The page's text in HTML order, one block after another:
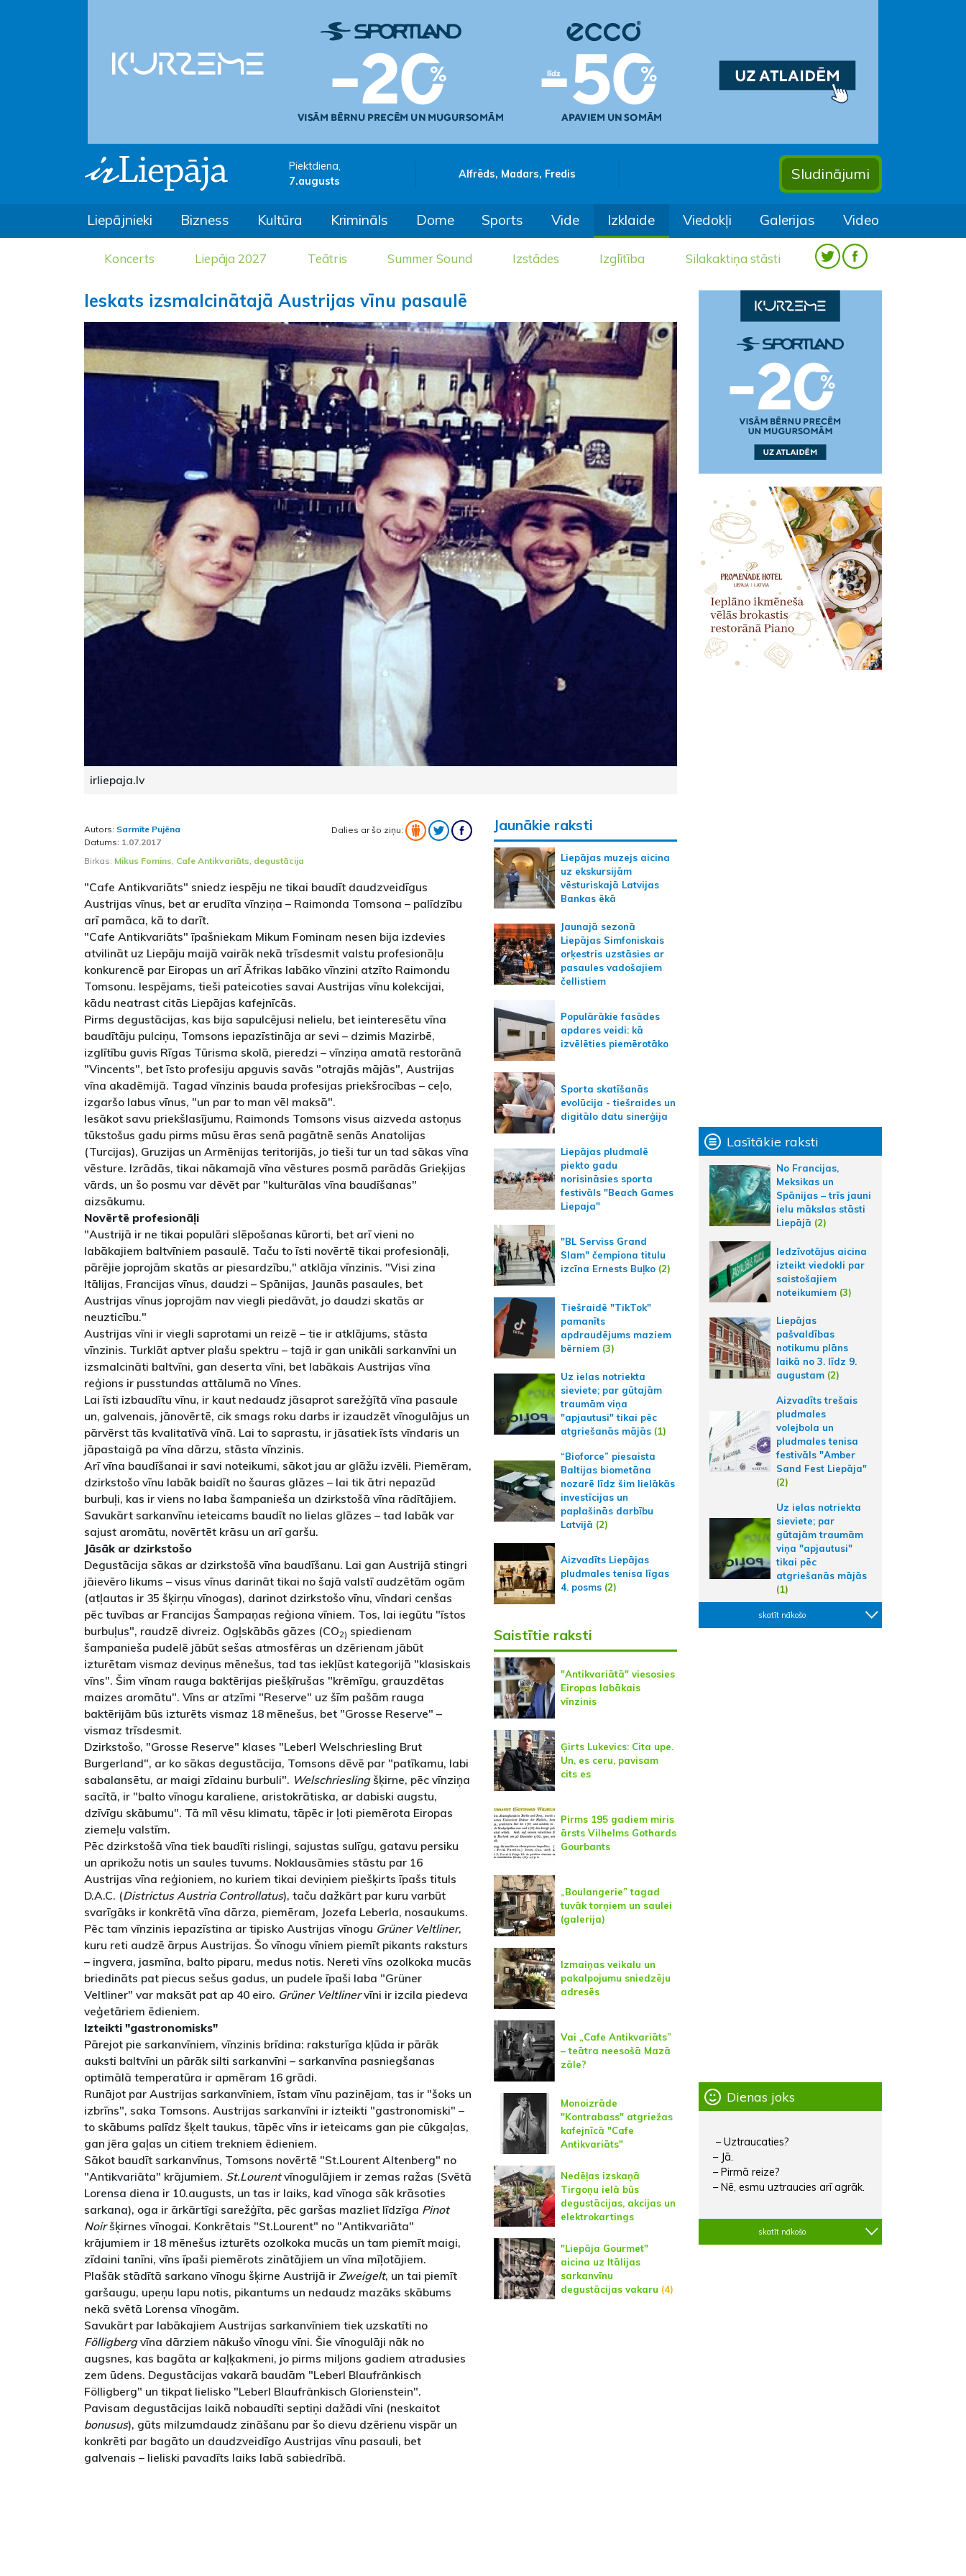
Piektdiena,
7.augusts
Alfrēds, Madars, Fredis Sludinājumi
Liepājnieki Bizness Kultūra Krimināls Dome Sports Vide Izklaide Viedokļi Galerijas Video
Koncerts Liepāja 2027 Teātris Summer Sound Izstādes Izglītība Silakaktiņa stāsti
Ieskats izsmalcinātajā Austrijas vīnu pasaulē
irliepaja.lv
Autors: Sarmīte Pujēna
Datums: 1.07.2017
Dalies ar šo ziņu:
Birkas: Mikus Fomins, Cafe Antikvariāts, degustācija
"Cafe Antikvariāts" sniedz iespēju ne tikai baudīt daudzveidīgus
Austrijas vīnus, bet ar erudīta vīnziņa – Raimonda Tomsona – palīdzību
arī pamāca, kā to darīt.
"Cafe Antikvariāts" īpašniekam Mikum Fominam nesen bija izdevies
atvilināt uz Liepāju maijā vairāk nekā trīsdesmit valstu profesionāļu
konkurencē par Eiropas un arī Āfrikas labāko vīnzini atzīto Raimondu
Tomsonu. Iespējams, tieši pateicoties savai Austrijas vīnu kolekcijai,
kādu neatrast citās Liepājas kafejnīcās.
Pirms degustācijas, kas bija sapulcējusi nelielu, bet ieinteresētu vīna
baudītāju pulciņu, Tomsons iepazīstināja ar sevi – dzimis Mazirbē,
izglītību guvis Rīgas Tūrisma skolā, pieredzi – vīnziņa amatā restorānā
"Vincents", bet īsto profesiju apguvis savās "otrajās mājās", Austrijas
vīna akadēmijā. Tagad vīnzinis bauda profesijas priekšrocības – ceļo,
izgaršo labus vīnus, "un par to man vēl maksā".
Iesākot savu priekšlasījumu, Raimonds Tomsons visus aizveda astoņus
tūkstošus gadu pirms mūsu ēras senā pagātnē senās Anatolijas
(Turcijas), Gruzijas un Armēnijas teritorijās, jo tieši tur un tad sākas vīna
vēsture. Izrādās, tikai nākamajā vīna vēstures posmā parādās Grieķijas
vārds, un šo posmu var dēvēt par "kulturālas vīna baudīšanas"
aizsākumu.
Novērtē profesionāļi
"Austrijā ir ne tikai populāri slēpošanas kūrorti, bet arī vieni no
labākajiem baltvīniem pasaulē. Taču to īsti novērtē tikai profesionāļi,
pārējie joprojām skatās ar piesardzību," atklāja vīnzinis. "Visi zina
Itālijas, Francijas vīnus, daudzi – Spānijas, Jaunās pasaules, bet
Austrijas vīnus joprojām nav viegli piedāvāt, jo daudzi skatās ar
neuzticību."
Austrijas vīni ir viegli saprotami un reizē – tie ir atklājums, stāsta
vīnzinis. Turklāt aptver plašu spektru – tajā ir gan unikāli sarkanvīni un
izsmalcināti baltvīni, gan deserta vīni, bet labākais Austrijas vīna
reģions ir pusstundas attālumā no Vīnes.
Lai īsti izbaudītu vīnu, ir kaut nedaudz jāsaprot sarežģītā vīna pasaule
un, galvenais, jānovērtē, cik smags roku darbs ir izaudzēt vīnogulājus un
pārvērst tās kvalitatīvā vīnā. Lai to saprastu, ir jāsatiek īsts vīndaris un
jāpastaigā pa vīna dārzu, stāsta vīnzinis.
Arī vīna baudīšanai ir savi noteikumi, sākot jau ar glāžu izvēli. Piemēram,
dzirkstošo vīnu labāk baidīt no šauras glāzes – lai tik ātri nepazūd
burbuļi, kas ir viens no laba šampanieša un dzirkstošā vīna rādītājiem.
Savukārt sarkanvīnu ieteicams baudīt no lielas glāzes – tad labāk var
sajust aromātu, novērtēt krāsu un arī garšu.
Jāsāk ar dzirkstošo
Degustācija sākas ar dzirkstošā vīna baudīšanu. Lai gan Austrijā stingri
jāievēro likums – visus vīnus darināt tikai no šajā valstī audzētām ogām
(atļautas ir 35 šķirņu vīnogas), darinot dzirkstošo vīnu, vīndari cenšas
pēc tuvības ar Francijas Šampaņas reģiona vīniem. Tos, lai iegūtu "īstos
burbuļus", raudzē divreiz. Ogļskābās gāzes (CO2) spiedienam
šampanieša pudelē jābūt sešas atmosfēras un dzērienam jābūt
izturētam vismaz deviņus mēnešus, tad tas iekļūst kategorijā "klasiskais
vīns". Šim vīnam rauga baktērijas piešķīrušas "krēmīgu, grauzdētas
maizes aromātu". Vīns ar atzīmi "Reserve" uz šīm pašām rauga
baktērijām būs izturēts vismaz 18 mēnešus, bet "Grosse Reserve" –
vismaz trīsdesmit.
Dzirkstošo, "Grosse Reserve" klases "Leberl Welschriesling Brut
Burgerland", ar ko sākas degustācija, Tomsons dēvē par "patīkamu, labi
sabalansētu, ar maigi zīdainu burbuli". Welschrieslingšķirne, pēc vīnziņa
sacītā, ir "balto vīnogu karaliene, aristokrātiska, ar dabiski augstu,
dzīvīgu skābumu". Tā mīl vēsu klimatu, tāpēc ir ļoti piemērota Eiropas
ziemeļu valstīm.
Pēc dzirkstošā vīna tiek baudīti rislingi, sajustas sulīgu, gatavu persiku
un aprikožu notis un saules tuvums. Noklausāmies stāstu par 16
Austrijas vīna reģioniem, no kuriem tikai deviņiem piešķirts īpašs tituls
D.A.C. (Districtus Austria Controllatus), taču dažkārt par kuru varbūt
svarīgāks ir konkrētā vīna dārza, piemēram, Jozefa Leberla, nosaukums.
Pēc tam vīnzinis iepazīstina ar tipisko Austrijas vīnogu Grüner Veltliner,
kuru reti audzē ārpus Austrijas. Šo vīnogu vīniem piemīt pikants raksturs
– ingvera, jasmīna, balto piparu, medus notis. Nereti vīns ozolkoka mucās
briedināts pat piecus sešus gadus, un pudele īpaši laba "Grüner
Veltliner" var maksāt pat ap 40 eiro. Grüner Veltlinervīni ir izcila piedeva
veģetāriem ēdieniem.
Izteikti "gastronomisks"
Pārejot pie sarkanvīniem, vīnzinis brīdina: raksturīga kļūda ir pārāk
auksti baltvīni un pārāk silti sarkanvīni – sarkanvīna pasniegšanas
optimālā temperatūra ir apmēram 16 grādi.
Runājot par Austrijas sarkanvīniem, īstam vīnu pazinējam, tas ir "šoks un
izbrīns", saka Tomsons. Austrijas sarkanvīni ir izteikti "gastronomiski" –
to skābums palīdz šķelt taukus, tāpēc vīns ir ieteicams gan pie cūkgaļas,
gan jēra gaļas un citiem trekniem ēdieniem.
Sākot baudīt sarkanvīnus, Tomsons novērtē "St.Lourent Altenberg" no
"Antikvariāta" krājumiem. St.Lourentvīnogulājiem ir zemas ražas (Svētā
Lorensa diena ir 10.augusts, un tas ir laiks, kad vīnoga sāk krāsoties
sarkana), oga ir ārkārtīgi sarežģīta, pēc garšas mazliet līdzīga Pinot
Noiršķirnes vīnogai. Konkrētais "St.Lourent" no "Antikvariāta"
krājumiem ir 18 mēnešus izturēts ozolkoka mucās un tam piemīt maigi,
zīdaini tanīni, vīns īpaši piemērots zinātājiem un vīna mīļotājiem.
Plašāk stādītā sarkano vīnogu šķirne Austrijā ir Zweigelt, un tai piemīt
garšaugu, upeņu lapu notis, pikantums un nedaudz mazāks skābums
nekā svētā Lorensa vīnogām.
Savukārt par labākajiem Austrijas sarkanvīniem tiek uzskatīti no
Fölligbergvīna dārziem nākušo vīnogu vīni. Šie vīnogulāji nāk no
augsnes, kas bagāta ar kaļķakmeni, jo pirms miljons gadiem atradusies
zem ūdens. Degustācijas vakarā baudām "Leberl Blaufränkisch
Fölligberg" un tikpat lielisko "Leberl Blaufränkisch Glorienstein".
Pavisam degustācijas laikā nobaudīti septiņi dažādi vīni (neskaitot
bonusus), gūts milzumdaudz zināšanu par šo dievu dzērienu vispār un
konkrēti par bagāto un daudzveidīgo Austrijas vīnu pasauli, bet
galvenais – lieliski pavadīts laiks labā sabiedrībā.
Jaunākie raksti
Liepājas muzejs aicina
uz ekskursijām
vēsturiskajā Latvijas
Bankas ēkā
Jaunajā sezonā
Liepājas Simfoniskais
orķestris uzstāsies ar
pasaules vadošajiem
čellistiem
Populārākie fasādes
apdares veidi: kā
izvēlēties piemērotāko
Sporta skatīšanās
evolūcija - tiešraides un
digitālo datu sinerģija
Liepājas pludmalē
piekto gadu
norisināsies sporta
festivāls "Beach Games
Liepaja"
"BL Serviss Grand
Slam" čempiona titulu
izcīna Ernests Buļko(2)
Tiešraidē "TikTok"
pamanīts
apdraudējums maziem
bērniem(3)
Uz ielas notriekta
sieviete; par gūtajām
traumām viņa
"apjautusi" tikai pēc
atgriešanās mājās(1)
“Bioforce” piesaista
Baltijas biometāna
nozarē līdz šim lielākās
investīcijas un
paplašinās darbību
Latvijā (2)
Aizvadīts Liepājas
pludmales tenisa līgas
4. posms(2)
Saistītie raksti
"Antikvariātā" viesosies
Eiropas labākais
vīnzinis
Ģirts Lukevics: Cita upe.
Un, es ceru, pavisam
cits es
Pirms 195 gadiem miris
ārsts Vilhelms Gothards
Gourbants
„Boulangerie” tagad
tuvāk torņiem un saulei
(galerija)
Izmaiņas veikalu un
pakalpojumu sniedzēju
adresēs
Vai „Cafe Antikvariāts”
– teātra neesošā Mazā
zāle?
Monoizrāde
"Kontrabass" atgriežas
kafejnīcā "Cafe
Antikvariāts"
Nedēļas izskaņā
Tirgoņu ielā būs
degustācijas, akcijas un
elektrokartings
"Liepāja Gourmet"
aicina uz Itālijas
sarkanvīnu
degustācijas vakaru (4)
Lasītākie raksti
No Francijas,
Meksikas un
Spānijas – trīs jauni
ielu mākslas stāsti
Liepājā (2)
Iedzīvotājus aicina
izteikt viedokli par
saistošajiem
noteikumiem (3)
Liepājas
pašvaldības
notikumu plāns
laikā no 3. līdz 9.
augustam (2)
Aizvadīts trešais
pludmales
volejbola un
pludmales tenisa
festivāls "Amber
Sand Fest Liepāja"
(2)
Uz ielas notriekta
sieviete; par
gūtajām traumām
viņa "apjautusi"
tikai pēc
atgriešanās mājās
(1)
skatīt nākošo
Dienas joks
– Uztraucaties?
– Jā.
– Pirmā reize?
– Nē, esmu uztraucies arī agrāk.
skatīt nākošo